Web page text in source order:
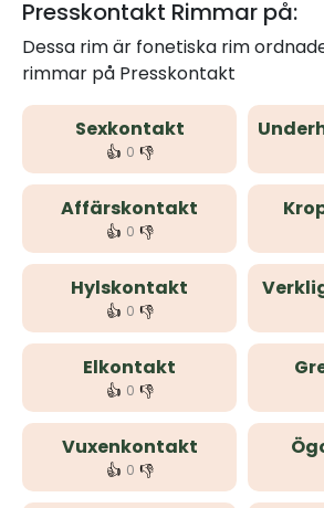
Presskontakt Rimmar på:
Dessa rim är fonetiska rim
rimmar på Presskontakt
Sexkontakt
👍 0 👎
Affärskontakt
👍 0 👎
Hylskontakt
👍 0 👎
Elkontakt
👍 0 👎
Vuxenkontakt
👍 0 👎